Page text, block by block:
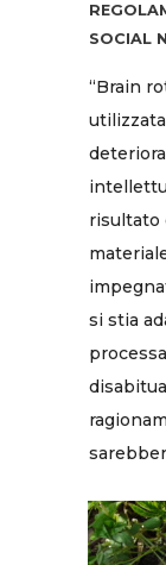
SOCIAL
“Brain
risultato
si stia